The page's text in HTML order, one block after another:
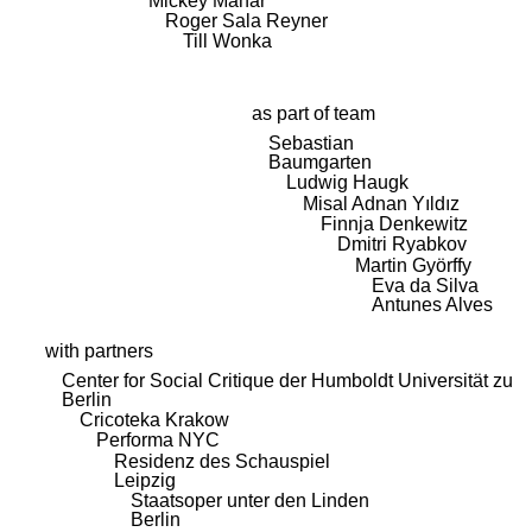
Roger Sala Reyner
Till Wonka
as part of team
Sebastian
Baumgarten
Ludwig Haugk
Misal Adnan Yıldız
Finnja Denkewitz
Dmitri Ryabkov
Martin Györffy
Eva da Silva
Antunes Alves
with partners
Center for Social Critique der Humboldt Universität zu
Berlin
Cricoteka Krakow
Performa NYC
Residenz des Schauspiel
Leipzig
Staatsoper unter den Linden
Berlin